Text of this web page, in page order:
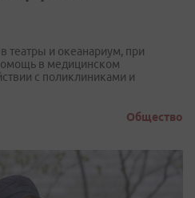
театры и океанариум, при
в медицинском
с поликлиниками и
Общество